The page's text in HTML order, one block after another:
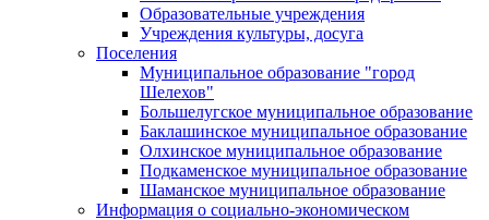
Образовательные учреждения
Учреждения культуры, досуга
Поселения
Муниципальное образование "город
Шелехов"
Большелугское муниципальное образование
Баклашинское муниципальное образование
Олхинское муниципальное образование
Подкаменское муниципальное образование
Шаманское муниципальное образование
Информация о социально-экономическом